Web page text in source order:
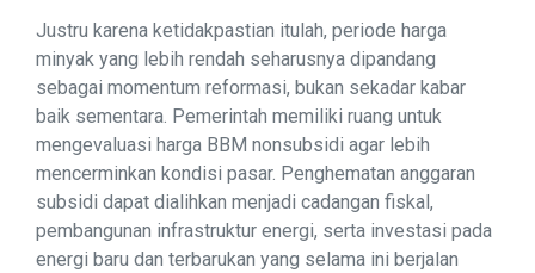
Justru karena ketidakpastian itulah, periode harga
minyak yang lebih rendah seharusnya dipandang
sebagai momentum reformasi, bukan sekadar kabar
baik sementara. Pemerintah memiliki ruang untuk
mengevaluasi harga BBM nonsubsidi agar lebih
mencerminkan kondisi pasar. Penghematan anggaran
subsidi dapat dialihkan menjadi cadangan fiskal,
pembangunan infrastruktur energi, serta investasi pada
energi baru dan terbarukan yang selama ini berjalan